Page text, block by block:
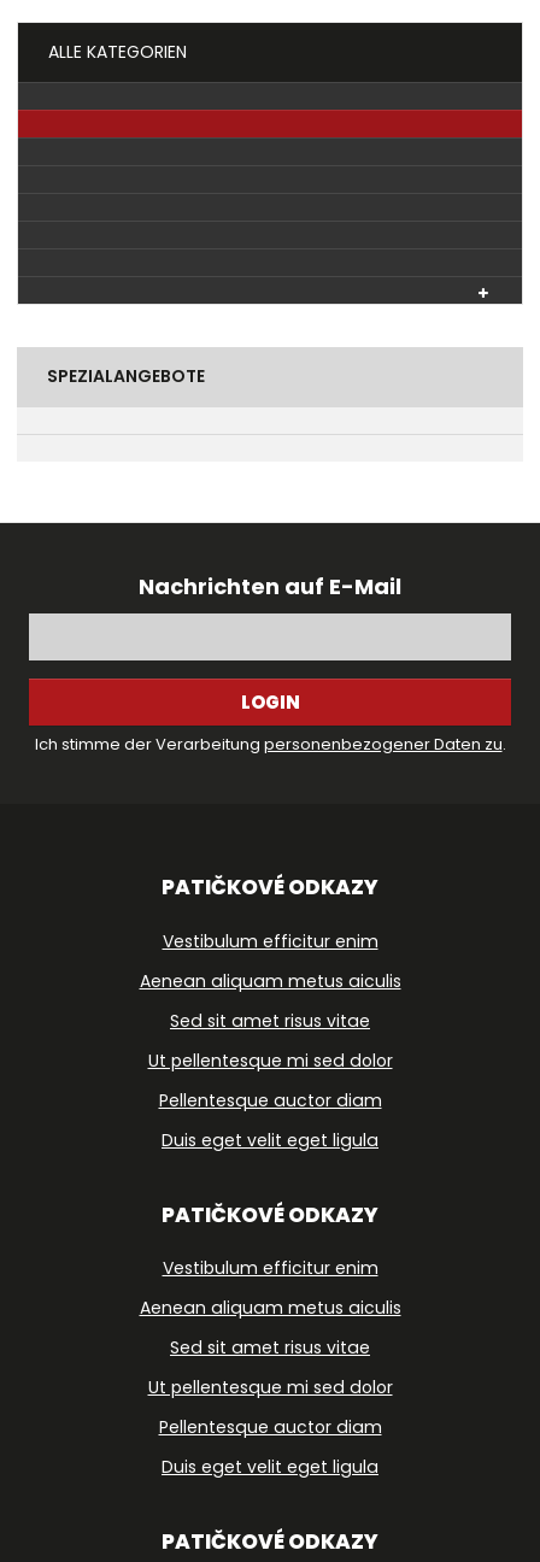
ALLE KATEGORIEN
SPEZIALANGEBOTE
Nachrichten auf E-Mail
LOGIN
Ich stimme der Verarbeitung personenbezogener Daten zu.
PATIČKOVÉ ODKAZY
Vestibulum efficitur enim
Aenean aliquam metus aiculis
Sed sit amet risus vitae
Ut pellentesque mi sed dolor
Pellentesque auctor diam
Duis eget velit eget ligula
PATIČKOVÉ ODKAZY
Vestibulum efficitur enim
Aenean aliquam metus aiculis
Sed sit amet risus vitae
Ut pellentesque mi sed dolor
Pellentesque auctor diam
Duis eget velit eget ligula
PATIČKOVÉ ODKAZY